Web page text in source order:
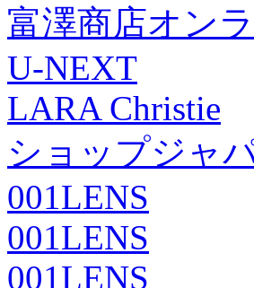
富澤商店オン
U-NEXT
LARA Christie
ショップジャ
001LENS
001LENS
001LENS